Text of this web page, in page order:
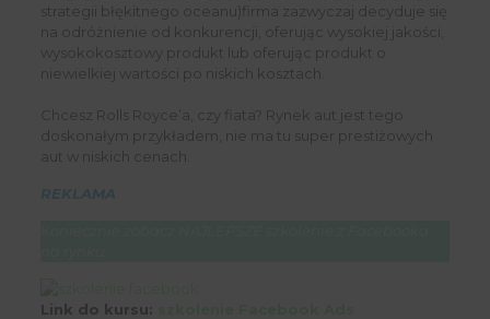
strategii błękitnego oceanu)firma zazwyczaj decyduje się
na odróżnienie od konkurencji, oferując wysokiej jakości,
wysokokosztowy produkt lub oferując produkt o
niewielkiej wartości po niskich kosztach.
Chcesz Rolls Royce’a, czy fiata? Rynek aut jest tego
doskonałym przykładem, nie ma tu super prestiżowych
aut w niskich cenach.
REKLAMA
Link do kursu: